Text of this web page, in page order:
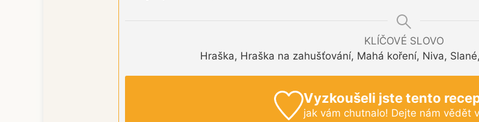
KLÍČOVÉ SLOVO
Hraška, Hraška na zahušťování, Mahá koření, Niva,
Vyzkoušeli jste tento
jak vám chutnalo! Dejte nám vědět